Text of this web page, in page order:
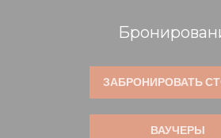
ЗАБРОНИРОВАТЬ
ВАУЧЕРЫ